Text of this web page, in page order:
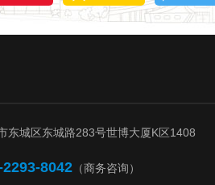
东城区东城路283号世博大厦K区1408
2293-8042 （商务咨询）